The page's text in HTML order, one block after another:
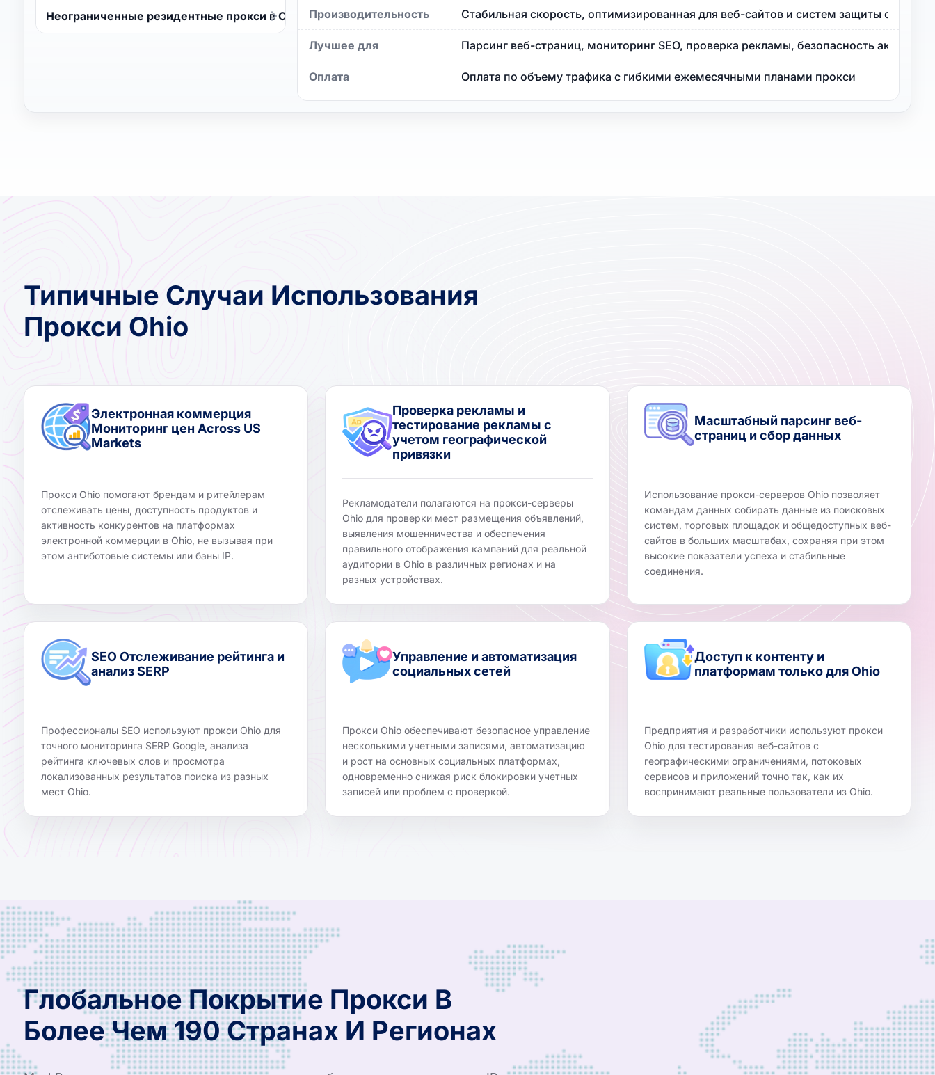
Неограниченные резидентные прокси в Ohio Производительность Стабильная скорость, оптимизированная для веб-сайтов и систем защиты от ботов
Лучшее для Парсинг веб-страниц, мониторинг SEO, проверка рекламы, безопасность аккаунта
Оплата Оплата по объему трафика с гибкими ежемесячными планами прокси
Типичные Случаи Использования
Прокси Ohio
Электронная коммерция
Мониторинг цен Across US
Markets
Прокси Ohio помогают брендам и ритейлерам
отслеживать цены, доступность продуктов и
активность конкурентов на платформах
электронной коммерции в Ohio, не вызывая при
этом антиботовые системы или баны IP.
Проверка рекламы и
тестирование рекламы с
учетом географической
привязки
Рекламодатели полагаются на прокси-серверы
Ohio для проверки мест размещения объявлений,
выявления мошенничества и обеспечения
правильного отображения кампаний для реальной
аудитории в Ohio в различных регионах и на
разных устройствах.
Масштабный парсинг веб-
страниц и сбор данных
Использование прокси-серверов Ohio позволяет
командам данных собирать данные из поисковых
систем, торговых площадок и общедоступных веб-
сайтов в больших масштабах, сохраняя при этом
высокие показатели успеха и стабильные
соединения.
SEO Отслеживание рейтинга и
анализ SERP
Профессионалы SEO используют прокси Ohio для
точного мониторинга SERP Google, анализа
рейтинга ключевых слов и просмотра
локализованных результатов поиска из разных
мест Ohio.
Управление и автоматизация
социальных сетей
Прокси Ohio обеспечивают безопасное управление
несколькими учетными записями, автоматизацию
и рост на основных социальных платформах,
одновременно снижая риск блокировки учетных
записей или проблем с проверкой.
Доступ к контенту и
платформам только для Ohio
Предприятия и разработчики используют прокси
Ohio для тестирования веб-сайтов с
географическими ограничениями, потоковых
сервисов и приложений точно так, как их
воспринимают реальные пользователи из Ohio.
Глобальное Покрытие Прокси В
Более Чем 190 Странах И Регионах